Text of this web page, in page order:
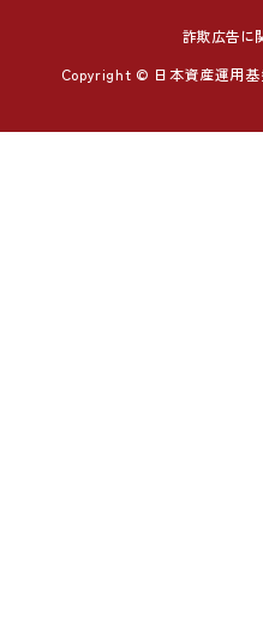
詐欺広告に
Copyright © 日本資産運用